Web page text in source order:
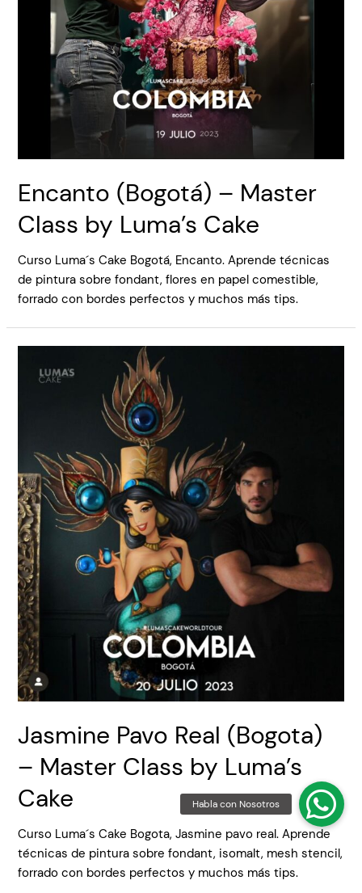
Encanto (Bogotá) – Master
Class by Luma’s Cake
Curso Luma´s Cake Bogotá, Encanto. Aprende técnicas
de pintura sobre fondant, flores en papel comestible,
forrado con bordes perfectos y muchos más tips.
Jasmine Pavo Real (Bogota)
– Master Class by Luma’s
Cake
Curso Luma´s Cake Bogota, Jasmine pavo real. Aprende
técnicas de pintura sobre fondant, isomalt, mesh stencil,
forrado con bordes perfectos y muchos más tips.